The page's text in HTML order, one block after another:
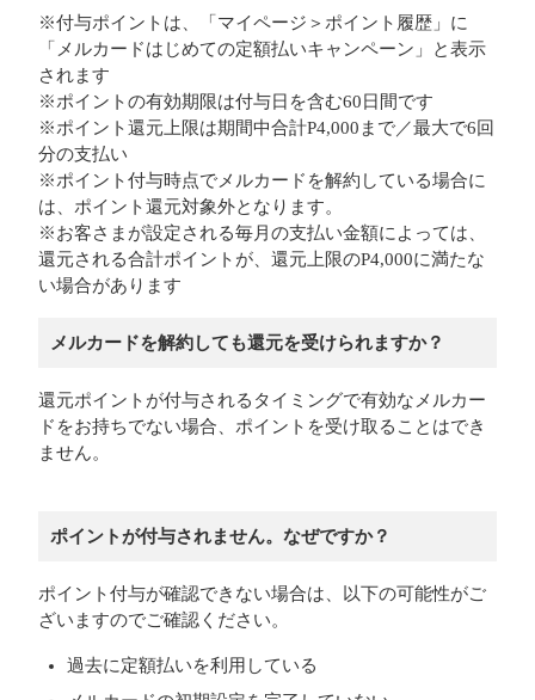
※付与ポイントは、「マイページ＞ポイント履歴」に
「メルカードはじめての定額払いキャンペーン」と表示
されます
※ポイントの有効期限は付与日を含む60日間です
※ポイント還元上限は期間中合計P4,000まで／最大で6回
分の支払い
※ポイント付与時点でメルカードを解約している場合に
は、ポイント還元対象外となります。
※お客さまが設定される毎月の支払い金額によっては、
還元される合計ポイントが、還元上限のP4,000に満たな
い場合があります
メルカードを解約しても還元を受けられますか？
還元ポイントが付与されるタイミングで有効なメルカー
ドをお持ちでない場合、ポイントを受け取ることはでき
ません。
ポイントが付与されません。なぜですか？
ポイント付与が確認できない場合は、以下の可能性がご
ざいますのでご確認ください。
過去に定額払いを利用している